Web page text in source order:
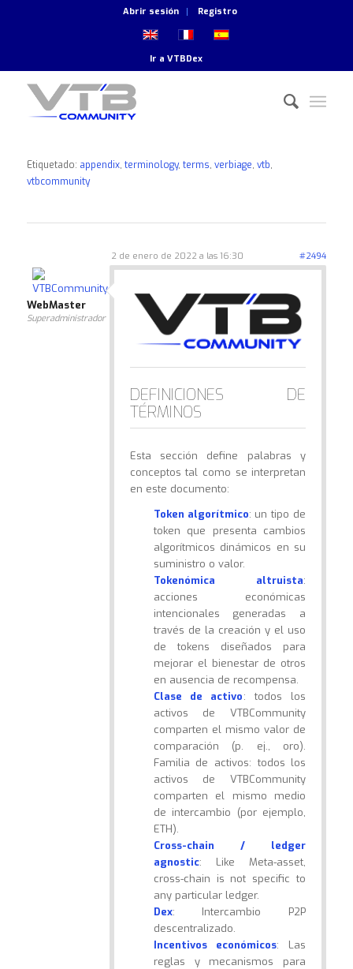
Abrir sesión Registro
Ir aVTBDex
Etiquetado: appendix, terminology, terms, verbiage, vtb,
vtbcommunity
2 de enero de 2022 a las 16:30 #2494
WebMaster
Superadministrador
DEFINICIONES DE
TÉRMINOS
Esta sección define palabras y
conceptos tal como se interpretan
en este documento:
Token algorítmico: un tipo de
token que presenta cambios
algorítmicos dinámicos en su
suministro o valor.
Tokenómica altruista:
acciones económicas
intencionales generadas a
través de la creación y el uso
de tokens diseñados para
mejorar el bienestar de otros
en ausencia de recompensa.
Clase de activo: todos los
activos de VTBCommunity
comparten el mismo valor de
comparación (p. ej., oro).
Familia de activos: todos los
activos de VTBCommunity
comparten el mismo medio
de intercambio (por ejemplo,
ETH).
Cross-chain / ledger
agnostic: Like Meta-asset,
cross-chain is not specific to
any particular ledger.
Dex: Intercambio P2P
descentralizado.
Incentivos económicos: Las
reglas y mecanismos para